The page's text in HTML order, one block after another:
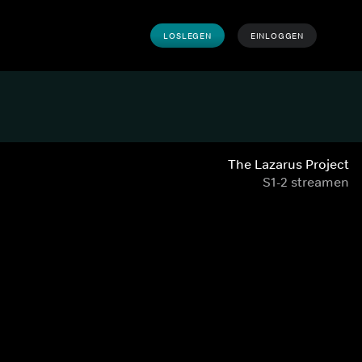
LOSLEGEN EINLOGGEN
The Lazarus Project
S1-2 streamen